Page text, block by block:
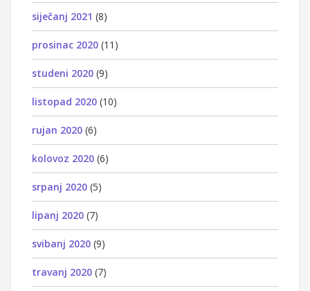
siječanj 2021 (8)
prosinac 2020 (11)
studeni 2020 (9)
listopad 2020 (10)
rujan 2020 (6)
kolovoz 2020 (6)
srpanj 2020 (5)
lipanj 2020 (7)
svibanj 2020 (9)
travanj 2020 (7)